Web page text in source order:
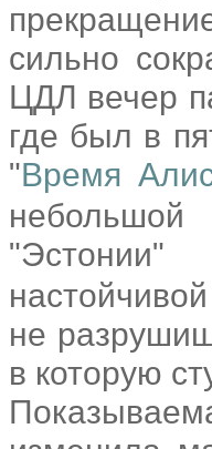
сильно
ЦДЛ вечер
где был в
"Время
не
в которую